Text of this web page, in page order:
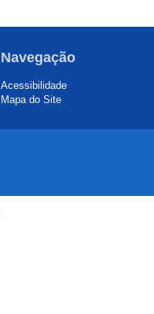
Navegação
Acessibilidade
Mapa do Site